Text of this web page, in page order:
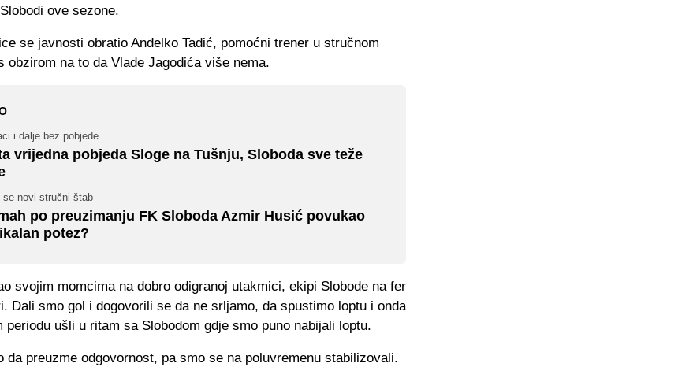
ove sezone.
se javnosti obratio Anđelko Tadić, pomoćni trener u stručnom
obzirom na to da Vlade Jagodića više nema.
i dalje bez pobjede
vrijedna pobjeda Sloge na Tušnju, Sloboda sve teže
se novi stručni štab
po preuzimanju FK Sloboda Azmir Husić povukao
potez?
svojim momcima na dobro odigranoj utakmici, ekipi Slobode na fer
Dali smo gol i dogovorili se da ne srljamo, da spustimo loptu i onda
periodu ušli u ritam sa Slobodom gdje smo puno nabijali loptu.
da preuzme odgovornost, pa smo se na poluvremenu stabilizovali.